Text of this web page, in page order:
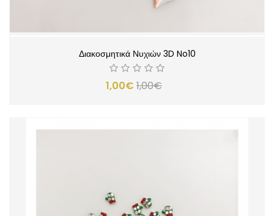
Διακοσμητικά Νυχιών 3D No10
1,00€ 1,00€